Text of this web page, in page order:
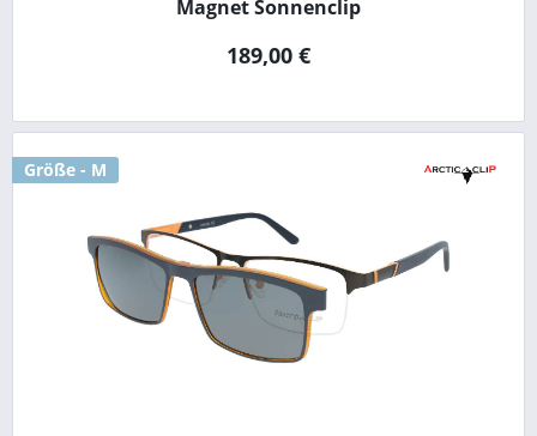
Magnet Sonnenclip
189,00 €
Größe - M